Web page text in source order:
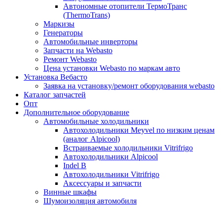
Автономные отопители ТермоТранс
(ThermoTrans)
Маркизы
Генераторы
Автомобильные инверторы
Запчасти на Webasto
Ремонт Webasto
Цена установки Webasto по маркам авто
Установка Вебасто
Заявка на установку/ремонт оборудования webasto
Каталог запчастей
Опт
Дополнительное оборудование
Автомобильные холодильники
Автохолодильники Meyvel по низким ценам
(аналог Alpicool)
Встраиваемые холодильники Vitrifrigo
Автохолодильники Alpicool
Indel B
Автохолодильники Vitrifrigo
Аксессуары и запчасти
Винные шкафы
Шумоизоляция автомобиля